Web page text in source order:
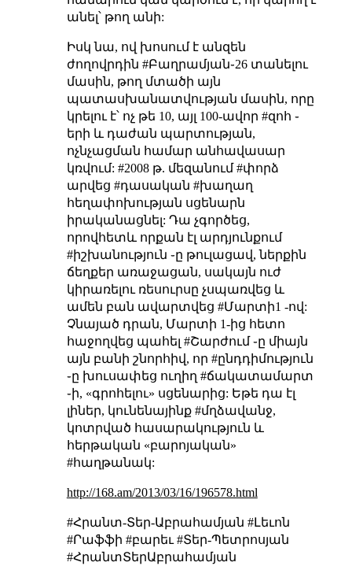
անել՝ թող անի:
Իսկ նա, ով խոսում է անզեն
ժողովրդին #Բաղրամյան֊26 տանելու
մասին, թող մտածի այն
պատասխանատվության մասին, որը
կրելու է՝ ոչ թե 10, այլ 100-ավոր #զոհ ֊
երի և դաժան պարտության,
ոչնչացման համար անհավասար
կռվում: #2008 թ. մեզանում #փորձ
արվեց #դասական #խաղաղ
հեղափոխության սցենարն
իրականացնել: Դա չգործեց,
որովհետև որքան էլ արդյունքում
#իշխանություն ֊ը թուլացավ, ներքին
ճեղքեր առաջացան, սակայն ուժ
կիրառելու ռեսուրսը չսպառվեց և
ամեն բան ավարտվեց #Մարտի1 -ով:
Չնայած դրան, Մարտի 1-ից հետո
հաջողվեց պահել #Շարժում ֊ը միայն
այն բանի շնորհիվ, որ #ընդդիմություն
֊ը խուսափեց ուղիղ #ճակատամարտ
֊ի, «գրոհելու» սցենարից: Եթե դա էլ
լիներ, կունենայինք #մղձավանջ,
կոտրված հասարակություն և
հերթական «բարոյական»
#հաղթանակ:
http://168.am/2013/03/16/196578.html
#Հրանտ-Տեր-Աբրահամյան #Լեւոն
#Րաֆֆի #բարեւ #Տեր-Պետրոսյան
#ՀրանտՏերԱբրահամյան